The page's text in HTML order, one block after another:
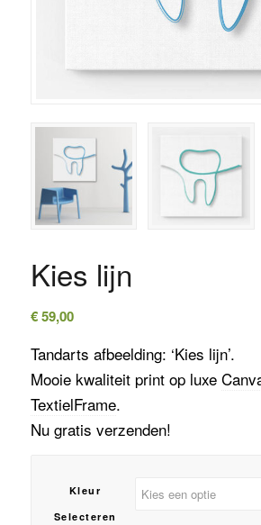
Kies lijn
€59,00
Tandarts afbeelding: ‘Kies lijn’.
Mooie kwaliteit print op luxe
TextielFrame.
Nu gratis verzenden!
Kleur
Selecteren